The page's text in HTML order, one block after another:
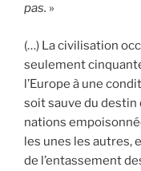
pas. »
(…) La civilisation
seulement
l’Europe à une
soit sauve du destin
nations
les unes les autres,
de l’entassement